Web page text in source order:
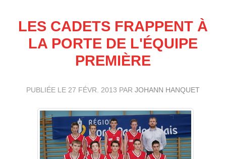
LES CADETS FRAPPENT À
LA PORTE DE L'ÉQUIPE
PREMIÈRE
PUBLIÉE LE 27 FÉVR. 2013 PAR JOHANN HANQUET